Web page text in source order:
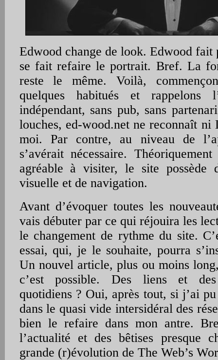
Edwood change de look. Edwood fait
se fait refaire le portrait. Bref. La
reste le même. Voilà,
quelques habitués et rappelons
indépendant, sans pub, sans
louches, ed-wood.net ne reconnaît
moi. Par contre, au niveau de
s’avérait nécessaire.
agréable à visiter, le site possède
visuelle et de navigation.
Avant d’évoquer toutes les
vais débuter par ce qui réjouira les
le changement de rythme du site.
essai, qui, je le souhaite, pourra
Un nouvel article, plus ou moins
c’est possible. Des liens et des
quotidiens ? Oui, après tout, si j’ai
dans le quasi vide intersidéral des
bien le refaire dans mon antre.
l’actualité et des bêtises presque
grande (r)évolution de The Web’s